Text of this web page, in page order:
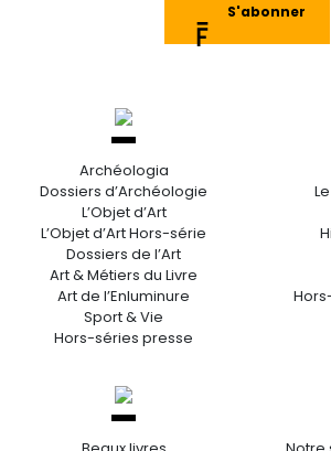
S'abonner
Archéologia
Dossiers d’Archéologie
L’Objet d’Art
L’Objet d’Art Hors-série
Dossiers de l’Art
Art & Métiers du Livre
Art de l’Enluminure
Sport & Vie
Hors-séries presse